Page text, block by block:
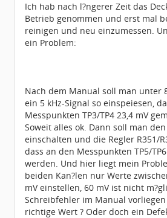
Ich hab nach l?ngerer Zeit das
Betrieb genommen und erst mal
reinigen und neu einzumessen.
ein Problem:
Nach dem Manual soll man unter
ein 5 kHz-Signal so einspeiesen,
Messpunkten TP3/TP4 23,4 mV
Soweit alles ok. Dann soll man
einschalten und die Regler R351/
dass an den Messpunkten TP5/
werden. Und hier liegt mein
beiden Kan?len nur Werte
mV einstellen, 60 mV ist nicht
Schreibfehler im Manual
richtige Wert ? Oder doch ein